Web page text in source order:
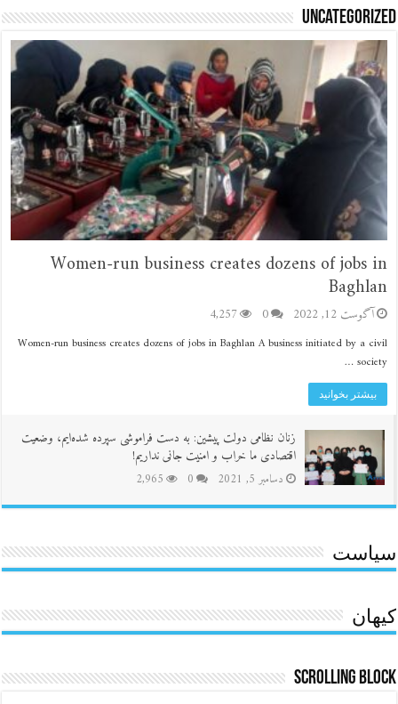
Uncategorized
Women-run business creates dozens of jobs in
Baghlan
آگوست 12, 2022 0
4,257
Women-run business creates dozens of jobs in Baghlan A business initiated by a civil
society …
بیشتر بخوانید
زنان نظامی دولت پیشین: به دست فراموشی سپرده شده‌ایم، وضعیت
اقتصادی ما خراب و امنیت جانی نداریم!
دسامبر 5, 2021 0
2,965
سیاست
کیهان
Scrolling Block